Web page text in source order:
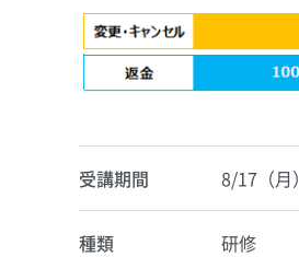
受講期間 8/17（月
種類 研修